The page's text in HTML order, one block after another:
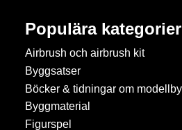
Populära kategorier
Airbrush och airbrush kit
Byggsatser
Böcker & tidningar om
Byggmaterial
Figurspel